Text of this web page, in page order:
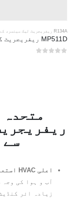
R134A ریفریجریٹ لیک سینسر ،
سے
اعلی HVAC استعمال
آب و ہوا کی
زیادہ ائر